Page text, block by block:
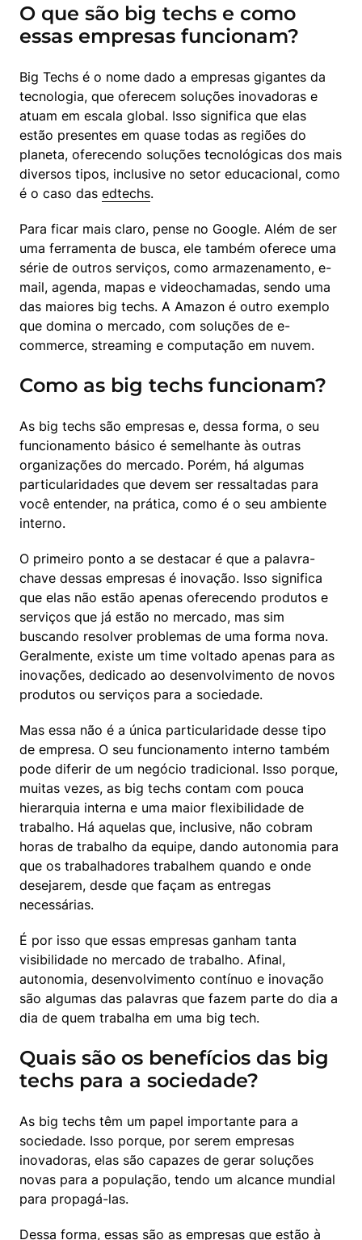
O que são big techs e como
essas empresas funcionam?
Big Techs é o nome dado a empresas gigantes da
tecnologia, que oferecem soluções inovadoras e
atuam em escala global. Isso significa que elas
estão presentes em quase todas as regiões do
planeta, oferecendo soluções tecnológicas dos mais
diversos tipos, inclusive no setor educacional, como
é o caso das edtechs.
Para ficar mais claro, pense no Google. Além de ser
uma ferramenta de busca, ele também oferece uma
série de outros serviços, como armazenamento, e-
mail, agenda, mapas e videochamadas, sendo uma
das maiores big techs. A Amazon é outro exemplo
que domina o mercado, com soluções de e-
commerce, streaming e computação em nuvem.
Como as big techs funcionam?
As big techs são empresas e, dessa forma, o seu
funcionamento básico é semelhante às outras
organizações do mercado. Porém, há algumas
particularidades que devem ser ressaltadas para
você entender, na prática, como é o seu ambiente
interno.
O primeiro ponto a se destacar é que a palavra-
chave dessas empresas é inovação. Isso significa
que elas não estão apenas oferecendo produtos e
serviços que já estão no mercado, mas sim
buscando resolver problemas de uma forma nova.
Geralmente, existe um time voltado apenas para as
inovações, dedicado ao desenvolvimento de novos
produtos ou serviços para a sociedade.
Mas essa não é a única particularidade desse tipo
de empresa. O seu funcionamento interno também
pode diferir de um negócio tradicional. Isso porque,
muitas vezes, as big techs contam com pouca
hierarquia interna e uma maior flexibilidade de
trabalho. Há aquelas que, inclusive, não cobram
horas de trabalho da equipe, dando autonomia para
que os trabalhadores trabalhem quando e onde
desejarem, desde que façam as entregas
necessárias.
É por isso que essas empresas ganham tanta
visibilidade no mercado de trabalho. Afinal,
autonomia, desenvolvimento contínuo e inovação
são algumas das palavras que fazem parte do dia a
dia de quem trabalha em uma big tech.
Quais são os benefícios das big
techs para a sociedade?
As big techs têm um papel importante para a
sociedade. Isso porque, por serem empresas
inovadoras, elas são capazes de gerar soluções
novas para a população, tendo um alcance mundial
para propagá-las.
Dessa forma, essas são as empresas que estão à